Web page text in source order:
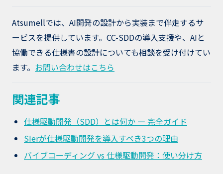
Atsumellでは、AI開発の設計から実装まで伴走するサ
ービスを提供しています。CC-SDDの導入支援や、AIと
協働できる仕様書の設計についても相談を受け付けてい
ます。 お問い合わせはこちら
関連記事
仕様駆動開発（SDD）とは何か — 完全ガイド
SIerが仕様駆動開発を導入すべき3つの理由
バイブコーディング vs 仕様駆動開発：使い分け方